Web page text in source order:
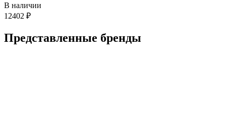
В наличии
12402 ₽
Представленные бренды